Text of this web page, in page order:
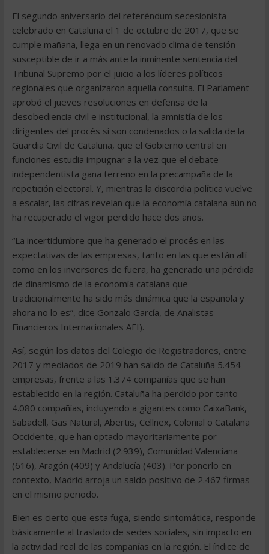
El segundo aniversario del referéndum secesionista
celebrado en Cataluña el 1 de octubre de 2017, que se
cumple mañana, llega en un renovado clima de tensión
susceptible de ir a más ante la inminente sentencia del
Tribunal Supremo por el juicio a los líderes políticos
regionales que organizaron aquella consulta. El Parlament
aprobó el jueves resoluciones en defensa de la
desobediencia civil e institucional, la amnistía de los
dirigentes del procés si son condenados o la salida de la
Guardia Civil de Cataluña, que el Gobierno central en
funciones estudia impugnar a la vez que el debate
independentista gana terreno en la precampaña de la
repetición electoral. Y, mientras la discordia política vuelve
a escalar, las cifras revelan que la economía catalana aún no
ha recuperado el vigor perdido hace dos años.
“La incertidumbre que ha generado el procés en las
expectativas de las empresas, tanto en las que están allí
como en los inversores de fuera, ha generado una pérdida
de dinamismo de la economía catalana que
tradicionalmente ha sido más dinámica que la española y
ahora no lo es”, dice Gonzalo García, de Analistas
Financieros Internacionales AFI).
Así, según los datos del Colegio de Registradores, entre
2017 y mediados de 2019 han salido de Cataluña 5.454
empresas, frente a las 1.374 compañías que se han
establecido en la región. Cataluña ha perdido por tanto
4.080 compañías, incluyendo a gigantes como CaixaBank,
Sabadell, Gas Natural, Abertis, Cellnex, Colonial o Catalana
Occidente, que han optado mayoritariamente por
establecerse en Madrid (2.939), Comunidad Valenciana
(616), Aragón (409) y Andalucía (403). Por ponerlo en
contexto, Madrid arroja un saldo positivo de 2.467 firmas
en el mismo periodo.
Bien es cierto que esta fuga, siendo sintomática, responde
básicamente al traslado de sedes sociales, sin impacto en
la actividad real de las compañías en la región. El índice de